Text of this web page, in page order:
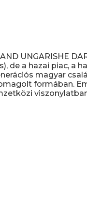
UNGARISHE
de a hazai piac, a
magyar
formában.